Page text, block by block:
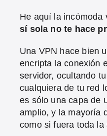
He aquí la incómoda
sí sola no te hace
Una VPN hace bien
encripta la conexión
servidor, ocultando
cualquiera de tu red
es sólo una capa de
amplio, y la mayoría
como si fuera toda la